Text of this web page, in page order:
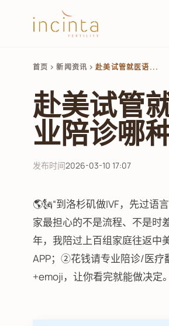
首页 chevron_right新闻资讯 chevron_right赴美试管就医语...
赴美试管
业陪诊哪
发布时间2026-03-10 17:07
🌎🗽“到洛杉矶做IVF，先过语
家最担心的不是流程、不是时
年，我陪过上百组家庭往返中
APP；②花钱请专业陪诊/医疗
+emoji，让你看完就能做决定。